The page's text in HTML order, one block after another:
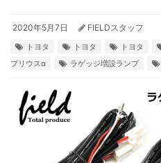
2020年5月7日 FIELDスタッフ
トヨタ トヨタ トヨタ
プリウスα
ラゲッジ増設ランプ